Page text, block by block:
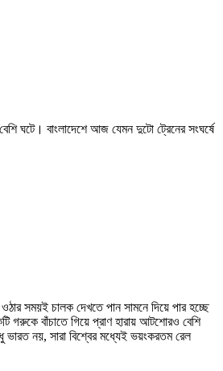
ঘটে। বাংলাদেশে আজ যেমন দুটো ট্রেনের সংঘর্ষে
সময়ই চালক দেখতে পান সামনে দিয়ে পার হচ্ছে
গরুকে বাঁচাতে গিয়ে প্রাণ হারায় আটশোরও বেশি
নয়, সারা বিশ্বের মধ্যেই ভয়ংকরতম রেল